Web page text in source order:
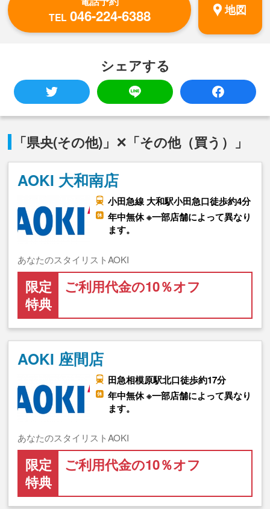
TEL 046-224-6388 地図
シェアする
「県央(その他)」✕「その他（買う）」
AOKI 大和南店
小田急線 大和駅小田急口徒歩約4分
年中無休 ※一部店舗によって異なり
ます。
あなたのスタイリストAOKI
限定
特典
ご利用代金の10％オフ
AOKI 座間店
田急相模原駅北口徒歩約17分
年中無休 ※一部店舗によって異なり
ます。
あなたのスタイリストAOKI
限定
特典
ご利用代金の10％オフ